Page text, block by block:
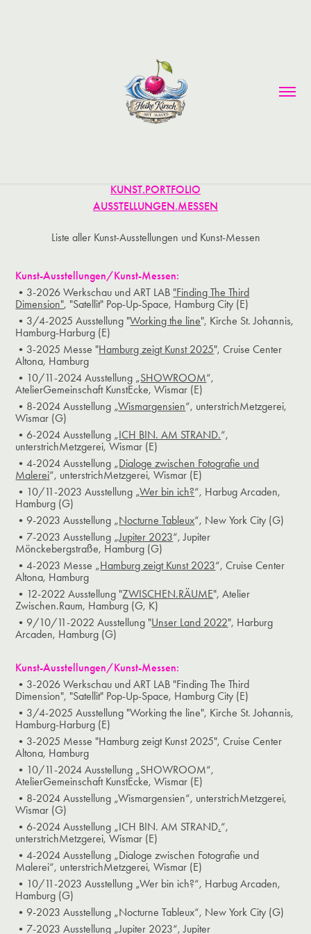
KUNST.PORTFOLIO
AUSSTELLUNGEN.MESSEN
Liste aller Kunst-Ausstellungen und Kunst-Messen
Kunst-Ausstellungen/Kunst-Messen:
•3-2026 Werkschau und ART LAB "Finding The Third
Dimension", "Satellit" Pop-Up-Space, Hamburg City (E)
•3/4-2025 Ausstellung "Working the line", Kirche St. Johannis,
Hamburg-Harburg (E)
•3-2025 Messe "Hamburg zeigt Kunst 2025", Cruise Center
Altona, Hamburg
•10/11-2024 Ausstellung „SHOWROOM“,
AtelierGemeinschaft KunstEcke, Wismar (E)
•8-2024 Ausstellung „Wismargensien“, unterstrichMetzgerei,
Wismar (G)
•6-2024 Ausstellung „ICH BIN. AM STRAND.“,
unterstrichMetzgerei, Wismar (E)
•4-2024 Ausstellung „Dialoge zwischen Fotografie und
Malerei“, unterstrichMetzgerei, Wismar (E)
•10/11-2023 Ausstellung „Wer bin ich?“, Harbug Arcaden,
Hamburg (G)
•9-2023 Ausstellung „Nocturne Tableux“, New York City (G)
•7-2023 Ausstellung „Jupiter 2023“, Jupiter
Mönckebergstraße, Hamburg (G)
•4-2023 Messe „Hamburg zeigt Kunst 2023“, Cruise Center
Altona, Hamburg
•12-2022 Ausstellung "ZWISCHEN.RÄUME", Atelier
Zwischen.Raum, Hamburg (G, K)
•9/10/11-2022 Ausstellung "Unser Land 2022", Harburg
Arcaden, Hamburg (G)
Kunst-Ausstellungen/Kunst-Messen:
•3-2026 Werkschau und ART LAB "Finding The Third
Dimension", "Satellit" Pop-Up-Space, Hamburg City (E)
•3/4-2025 Ausstellung "Working the line", Kirche St. Johannis,
Hamburg-Harburg (E)
•3-2025 Messe "Hamburg zeigt Kunst 2025", Cruise Center
Altona, Hamburg
•10/11-2024 Ausstellung „SHOWROOM“,
AtelierGemeinschaft KunstEcke, Wismar (E)
•8-2024 Ausstellung „Wismargensien“, unterstrichMetzgerei,
Wismar (G)
•6-2024 Ausstellung „ICH BIN. AM STRAND.“,
unterstrichMetzgerei, Wismar (E)
•4-2024 Ausstellung „Dialoge zwischen Fotografie und
Malerei“, unterstrichMetzgerei, Wismar (E)
•10/11-2023 Ausstellung „Wer bin ich?“, Harbug Arcaden,
Hamburg (G)
•9-2023 Ausstellung „Nocturne Tableux“, New York City (G)
•7-2023 Ausstellung „Jupiter 2023“, Jupiter